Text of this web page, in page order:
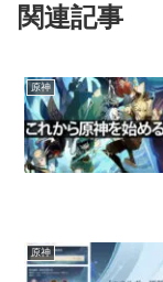
関連記事
原神
原神